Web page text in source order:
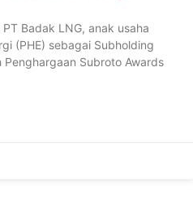
Badak LNG, anak usaha
(PHE) sebagai Subholding
Subroto Awards